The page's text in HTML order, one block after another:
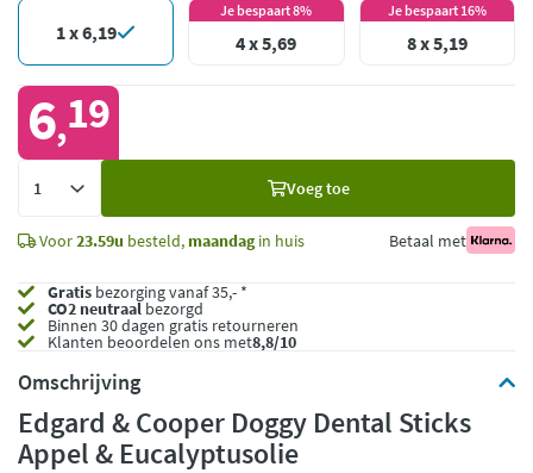
1 x 6,19
Je bespaart 8%
4 x 5,69
Je bespaart 16%
8 x 5,19
6,19
Voeg toe
Voor23.59u besteld, maandagin huis Betaal met
Gratis bezorging vanaf 35,- *
CO2 neutraalbezorgd
Binnen 30 dagen gratis retourneren
Klanten beoordelen ons met8,8/10
Omschrijving
Edgard & Cooper Doggy Dental Sticks
Appel & Eucalyptusolie